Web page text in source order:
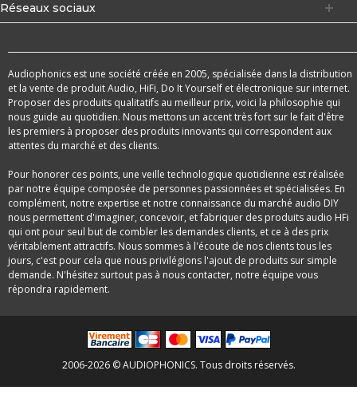
Réseaux sociaux
Audiophonics est une société créée en 2005, spécialisée dans la distribution
et la vente de produit Audio, HiFi, Do It Yourself et électronique sur internet.
Proposer des produits qualitatifs au meilleur prix, voici la philosophie qui
nous guide au quotidien. Nous mettons un accent très fort sur le fait d'être
les premiers à proposer des produits innovants qui correspondent aux
attentes du marché et des clients.
Pour honorer ces points, une veille technologique quotidienne est réalisée
par notre équipe composée de personnes passionnées et spécialisées. En
complément, notre expertise et notre connaissance du marché audio DIY
nous permettent d'imaginer, concevoir, et fabriquer des produits audio HFi
qui ont pour seul but de combler les demandes clients, et ce à des prix
véritablement attractifs. Nous sommes à l'écoute de nos clients tous les
jours, c'est pour cela que nous privilégions l'ajout de produits sur simple
demande. N'hésitez surtout pas à nous contacter, notre équipe vous
répondra rapidement.
2006-2026 © AUDIOPHONICS. Tous droits réservés.